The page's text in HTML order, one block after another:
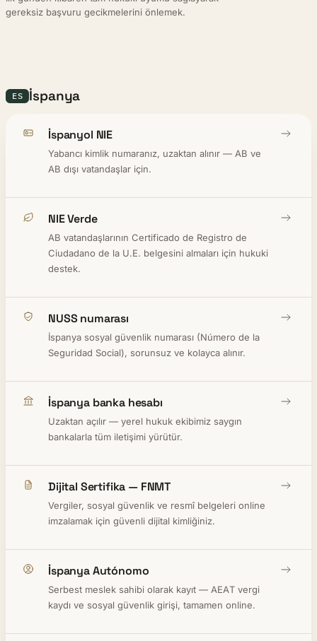
gereksiz başvuru gecikmelerini önlemek.
ES İspanya
İspanyol NIE
Yabancı kimlik numaranız, uzaktan alınır — AB ve
AB dışı vatandaşlar için.
NIE Verde
AB vatandaşlarının Certificado de Registro de
Ciudadano de la U.E. belgesini almaları için hukuki
destek.
NUSS numarası
İspanya sosyal güvenlik numarası (Número de la
Seguridad Social), sorunsuz ve kolayca alınır.
İspanya banka hesabı
Uzaktan açılır — yerel hukuk ekibimiz saygın
bankalarla tüm iletişimi yürütür.
Dijital Sertifika — FNMT
Vergiler, sosyal güvenlik ve resmî belgeleri online
imzalamak için güvenli dijital kimliğiniz.
İspanya Autónomo
Serbest meslek sahibi olarak kayıt — AEAT vergi
kaydı ve sosyal güvenlik girişi, tamamen online.